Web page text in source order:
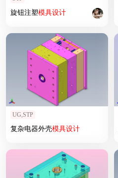
旋钮注塑模具设计
UG,STP
复杂电器外壳模具设计